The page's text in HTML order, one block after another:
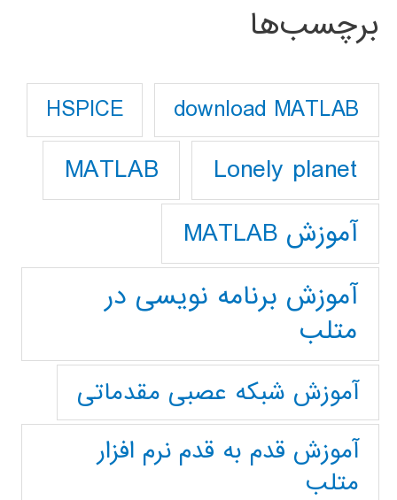
برچسب‌ها
download MATLAB
HSPICE
Lonely planet
MATLAB
آموزش MATLAB
آموزش برنامه نویسی در
متلب
آموزش شبکه عصبی مقدماتی
آموزش قدم به قدم نرم افزار
متلب